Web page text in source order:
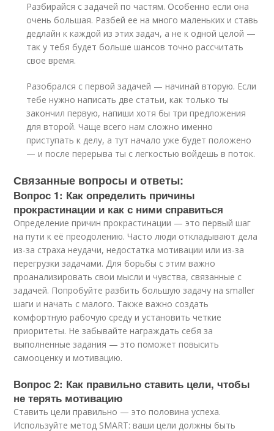
Разбирайся с задачей по частям. Особенно если она
очень большая. Разбей ее на много маленьких и ставь
дедлайн к каждой из этих задач, а не к одной целой —
так у тебя будет больше шансов точно рассчитать
свое время.
Разобрался с первой задачей — начинай вторую. Если
тебе нужно написать две статьи, как только ты
закончил первую, напиши хотя бы три предложения
для второй. Чаще всего нам сложно именно
приступать к делу, а тут начало уже будет положено
— и после перерыва ты с легкостью войдешь в поток.
Связанные вопросы и ответы:
Вопрос 1: Как определить причины
прокрастинации и как с ними справиться
Определение причин прокрастинации — это первый шаг
на пути к её преодолению. Часто люди откладывают дела
из-за страха неудачи, недостатка мотивации или из-за
перегрузки задачами. Для борьбы с этим важно
проанализировать свои мысли и чувства, связанные с
задачей. Попробуйте разбить большую задачу на smaller
шаги и начать с малого. Также важно создать
комфортную рабочую среду и установить четкие
приоритеты. Не забывайте награждать себя за
выполненные задания — это поможет повысить
самооценку и мотивацию.
Вопрос 2: Как правильно ставить цели, чтобы
не терять мотивацию
Ставить цели правильно — это половина успеха.
Используйте метод SMART: ваши цели должны быть